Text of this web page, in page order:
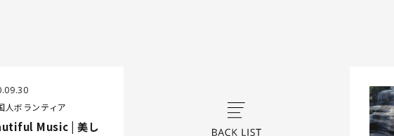
人ボランティア
Music | 美し